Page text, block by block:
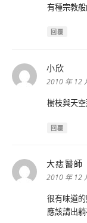
有種宗教
回覆
小欣
示:
2010 年 12
樹枝與天
回覆
大痣醫師
2010 年 12
很有味道
應該請出